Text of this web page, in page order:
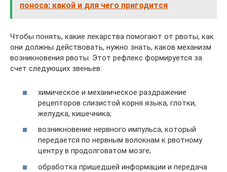
поноса: какой и для чего пригодится
Чтобы понять, какие лекарства помогают от рвоты, как
они должны действовать, нужно знать, каков механизм
возникновения рвоты. Этот рефлекс формируется за
счет следующих звеньев:
химическое и механическое раздражение
рецепторов слизистой корня языка, глотки,
желудка, кишечника;
возникновение нервного импульса, который
передается по нервным волокнам к рвотному
центру в продолговатом мозге;
обработка пришедшей информации и передача